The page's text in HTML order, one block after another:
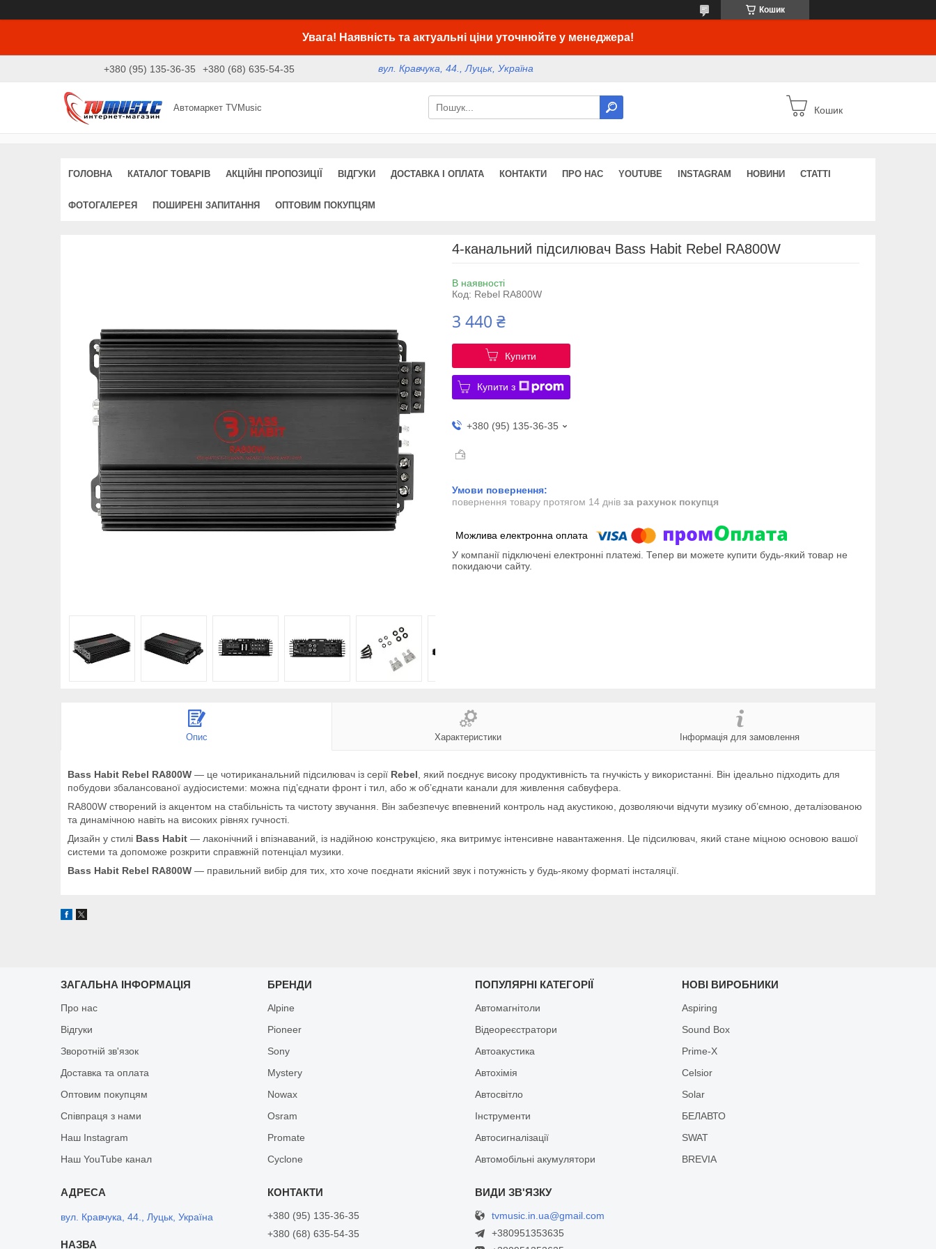
Кошик
Увага! Наявність та актуальні ціни уточнюйте у менеджера!
+380 (95) 135-36-35 +380 (68) 635-54-35 вул. Кравчука, 44., Луцьк, Україна
Автомаркет TVMusic Кошик
ГОЛОВНА КАТАЛОГ ТОВАРІВ АКЦІЙНІ ПРОПОЗИЦІЇ ВІДГУКИ ДОСТАВКА І ОПЛАТА КОНТАКТИ ПРО НАС YOUTUBE INSTAGRAM НОВИНИ СТАТТІ
ФОТОГАЛЕРЕЯ ПОШИРЕНІ ЗАПИТАННЯ ОПТОВИМ ПОКУПЦЯМ
4-канальний підсилювач Bass Habit Rebel RA800W
В наявності
Код: Rebel RA800W
3 440 ₴
Купити
Купити з
+380 (95) 135-36-35
повернення товару протягом 14 днів за рахунок покупця
У компанії підключені електронні платежі. Тепер ви можете купити будь-який товар не
покидаючи сайту.
Опис Характеристики Інформація для замовлення
Bass Habit Rebel RA800W — це чотириканальний підсилювач із серії Rebel , який поєднує високу продуктивність та гнучкість у використанні. Він ідеально підходить для
побудови збалансованої аудіосистеми: можна під’єднати фронт і тил, або ж об’єднати канали для живлення сабвуфера.
RA800W створений із акцентом на стабільність та чистоту звучання. Він забезпечує впевнений контроль над акустикою, дозволяючи відчути музику об’ємною, деталізованою
та динамічною навіть на високих рівнях гучності.
Дизайн у стилі Bass Habit — лаконічний і впізнаваний, із надійною конструкцією, яка витримує інтенсивне навантаження. Це підсилювач, який стане міцною основою вашої
системи та допоможе розкрити справжній потенціал музики.
Bass Habit Rebel RA800W — правильний вибір для тих, хто хоче поєднати якісний звук і потужність у будь-якому форматі інсталяції.
ЗАГАЛЬНА ІНФОРМАЦІЯ
Про нас
Відгуки
Зворотній зв'язок
Доставка та оплата
Оптовим покупцям
Співпраця з нами
Наш Instagram
Наш YouTube канал
БРЕНДИ
Alpine
Pioneer
Sony
Mystery
Nowax
Osram
Promate
Cyclone
ПОПУЛЯРНІ КАТЕГОРІЇ
Автомагнітоли
Відеореєстратори
Автоакустика
Автохімія
Автосвітло
Інструменти
Автосигналізації
Автомобільні акумулятори
НОВІ ВИРОБНИКИ
Aspiring
Sound Box
Prime-X
Celsior
Solar
БЕЛАВТО
SWAT
BREVIA
вул. Кравчука, 44., Луцьк, Україна
+380 (95) 135-36-35
+380 (68) 635-54-35
tvmusic.in.ua@gmail.com
+380951353635